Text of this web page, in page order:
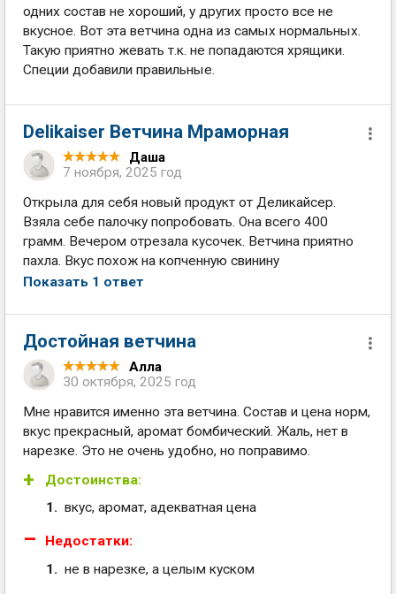
одних состав не хороший, у других просто все не
вкусное. Вот эта ветчина одна из самых нормальных.
Такую приятно жевать т.к. не попадаются хрящики.
Специи добавили правильные.
Delikaiser Ветчина Мраморная
Даша
7 ноября, 2025 год
Открыла для себя новый продукт от Деликайсер.
Взяла себе палочку попробовать. Она всего 400
грамм. Вечером отрезала кусочек. Ветчина приятно
пахла. Вкус похож на копченную свинину
Показать 1 ответ
Достойная ветчина
Алла
30 октября, 2025 год
Мне нравится именно эта ветчина. Состав и цена норм,
вкус прекрасный, аромат бомбический. Жаль, нет в
нарезке. Это не очень удобно, но поправимо.
Достоинства:
вкус, аромат, адекватная цена
Недостатки:
не в нарезке, а целым куском